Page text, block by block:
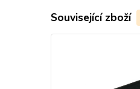
Související zboží